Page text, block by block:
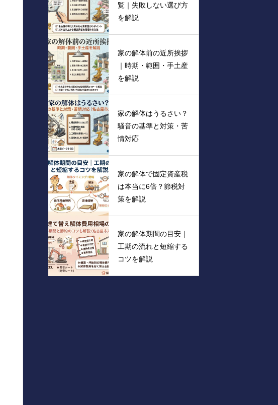
覧｜失敗しない選び方
を解説
家の解体前の近所挨拶
｜時期・範囲・手土産
を解説
家の解体はうるさい？
騒音の基準と対策・苦
情対応
家の解体で固定資産税
は本当に6倍？節税対
策を解説
家の解体期間の目安｜
工期の流れと短縮する
コツを解説